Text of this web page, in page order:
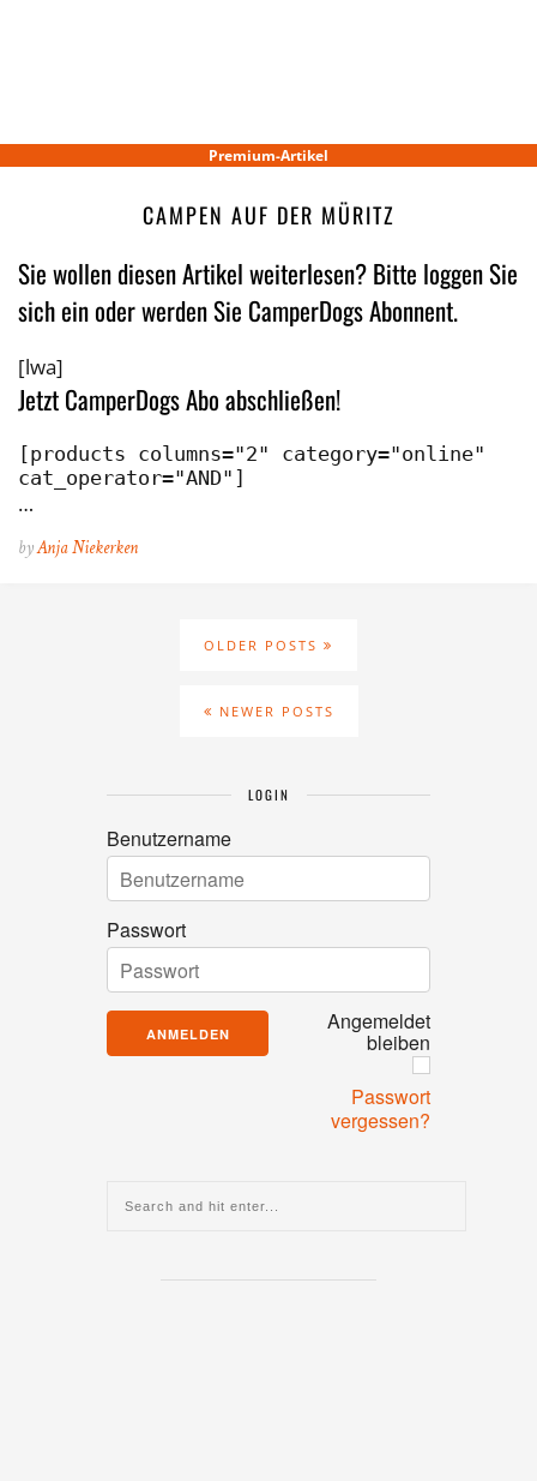
Premium-Artikel
CAMPEN AUF DER MÜRITZ
Sie wollen diesen Artikel weiterlesen? Bitte loggen Sie
sich ein oder werden Sie CamperDogs Abonnent.
[lwa]
Jetzt CamperDogs Abo abschließen!
[products columns="2" category="online"
cat_operator="AND"]
…
byAnja Niekerken
OLDER POSTS
NEWER POSTS
LOGIN
Benutzername
Passwort
Angemeldet
bleiben
Passwort
vergessen?